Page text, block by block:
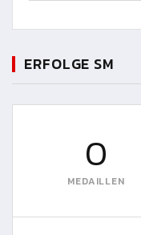
ERFOLGE SM
0
MEDAILLEN